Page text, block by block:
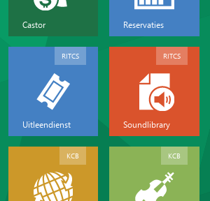
Castor Reservaties
Uitleendienst
RITCS
Soundlibrary
RITCS
KCB KCB